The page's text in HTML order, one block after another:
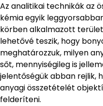
Az analitikai technikák az
kémia egyik
körben alkalmazott
lehetővé teszik, hogy
meghatározzuk, milyen
sőt, mennyiségileg is
jelentőségük abban rejlik,
anyagi összetételét
felderíteni.